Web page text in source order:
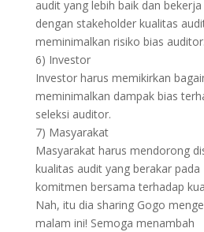
audit yang lebih baik dan
dengan stakeholder kualitas
meminimalkan risiko bias auditor.
6) Investor
Investor harus memikirkan
meminimalkan dampak bias
seleksi auditor.
7) Masyarakat
Masyarakat harus mendorong
kualitas audit yang berakar pada
komitmen bersama terhadap
Nah, itu dia sharing Gogo
malam ini! Semoga menambah